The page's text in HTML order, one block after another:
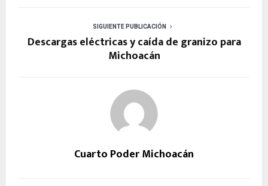
SIGUIENTE PUBLICACIÓN
Descargas eléctricas y caída de granizo para
Michoacán
Cuarto Poder Michoacán